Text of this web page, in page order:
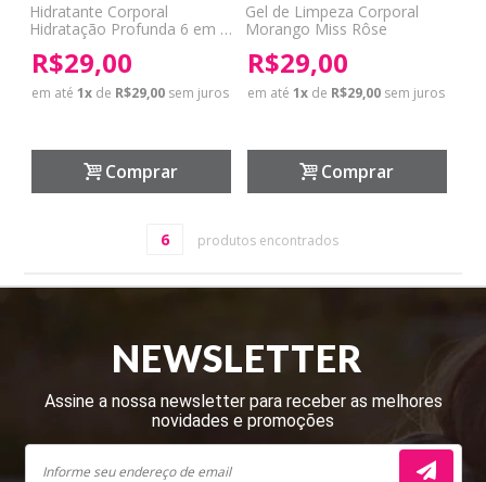
Hidratante Corporal
Hidratação Profunda 6 em 1
R$29,00
em até1x de R$29,00 sem juros
Comprar
Gel de Limpeza Corporal
Morango Miss Rôse
R$29,00
em até1x de R$29,00 sem juros
Comprar
6 produtos encontrados
NEWSLETTER
Assine a nossa newsletter para receber as melhores
novidades e promoções